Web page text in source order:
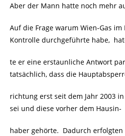
Aber der Mann hatte noch mehr
Auf die Frage warum Wien-Gas
Kontrolle durchgeführte habe,
te er eine erstaunliche Antwort
tatsächlich, dass die
richtung erst seit dem Jahr 2003
sei und diese vorher dem Hausin-
haber gehörte. Dadurch erfolgten